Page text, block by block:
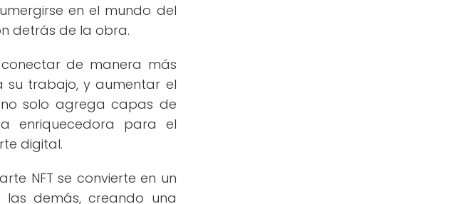
en el mundo del
detrás de la obra.
de manera más
su trabajo, y aumentar el
solo agrega capas de
enriquecedora para el
digital.
NFT se convierte en un
demás, creando una